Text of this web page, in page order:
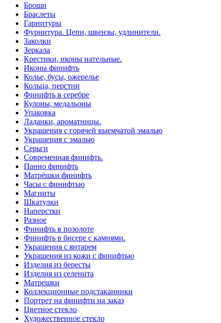
Броши
Браслеты
Гарнитуры
Фурнитура. Цепи, швензы, удлинители.
Заколки
Зеркала
Крестики, иконы нательные.
Иконы финифть
Колье, бусы, ожерелье
Кольца, перстни
Финифть в серебре
Кулоны, медальоны
Упаковка
Ладанки, ароматницы.
Украшения с горячей выемчатой эмалью
Украшения с эмалью
Серьги
Современная финифть.
Панно финифть
Матрёшки финифть
Часы с финифтью
Магниты
Шкатулки
Наперстки
Разное
Финифть в позолоте
Финифть в бисере с камнями.
Украшения с янтарем
Украшения из кожи с финифтью
Изделия из бересты
Изделия из селенита
Матрешки
Коллекционные подстаканники
Портрет на финифти на заказ
Цветное стекло
Художественное стекло